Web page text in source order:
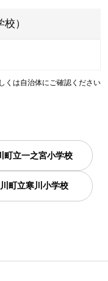
）
くは自治体にご確認ください
町立一之宮小学校
町立寒川小学校